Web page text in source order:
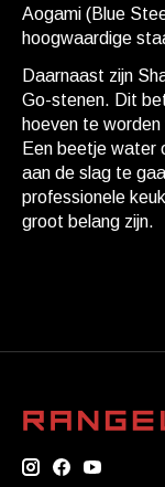
Aogami (Blue
hoogwaardige
Daarnaast zijn
Go-stenen. Dit
hoeven te
Een beetje water
aan de slag te
professionele
groot belang zijn.